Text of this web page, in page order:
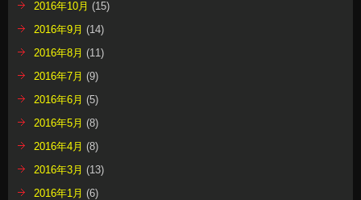
2016年10月 (15)
2016年9月 (14)
2016年8月 (11)
2016年7月 (9)
2016年6月 (5)
2016年5月 (8)
2016年4月 (8)
2016年3月 (13)
2016年1月 (6)